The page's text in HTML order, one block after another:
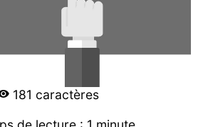
181 caractères